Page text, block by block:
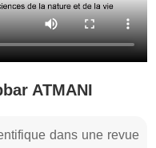
ATMANI
dans une revue